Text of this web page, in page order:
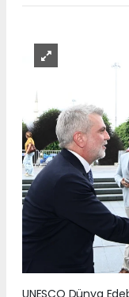
UNESCO Dünya